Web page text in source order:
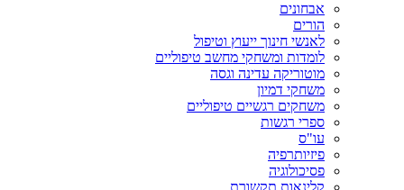
אבחונים
הורים
לאנשי חינוך ייעוץ וטיפול
לומדות ומשחקי מחשב טיפוליים
מוטוריקה עדינה וגסה
משחקי דמיון
משחקים רגשיים טיפוליים
ספרי רגשות
עו"ס
פיזיותרפיה
פסיכולוגיה
קלינאות תקשורת